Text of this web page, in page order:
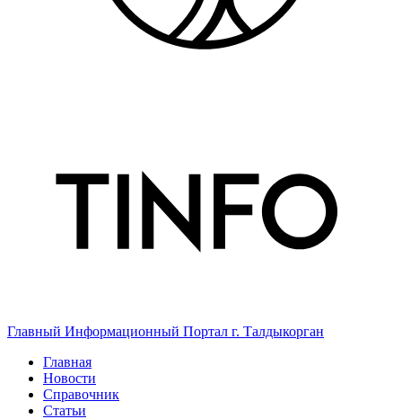
Главный Информационный Портал г. Талдыкорган
Главная
Новости
Справочник
Статьи